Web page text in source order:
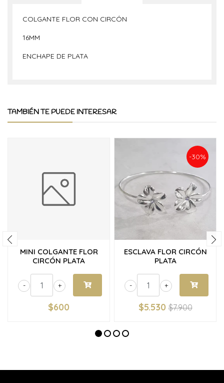
COLGANTE FLOR CON CIRCÓN
16MM
ENCHAPE DE PLATA
TAMBIÉN TE PUEDE INTERESAR
MINI COLGANTE FLOR
CIRCÓN PLATA
+
-
$600
-30%
ESCLAVA FLOR CIRCÓN
PLATA
+
-
$5.530 $7.900